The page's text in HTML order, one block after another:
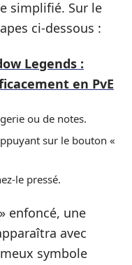
simplifié. Sur le
ci-dessous :
Legends :
en PvE
ou de notes.
sur le bouton «
le pressé.
enfoncé, une
avec
symbole